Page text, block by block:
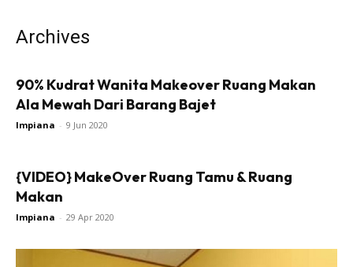
Ruang Makan
Interior Design
Landskap
Make Over
Archives
90% Kudrat Wanita Makeover Ruang Makan
Ala Mewah Dari Barang Bajet
Impiana - 9 Jun 2020
{VIDEO} MakeOver Ruang Tamu & Ruang
Makan
Impiana - 29 Apr 2020